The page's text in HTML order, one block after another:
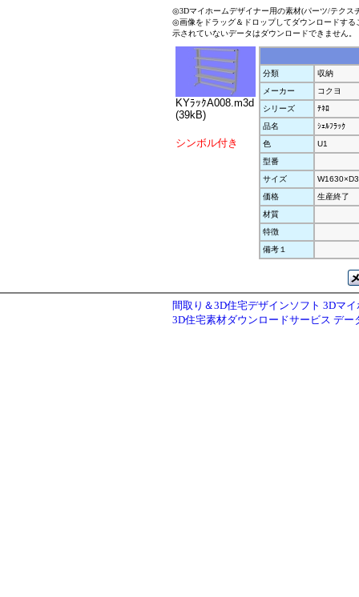
◎3Dマイホームデザイナー用の素材(パーツ/テクス
◎画像をドラッグ＆ドロップしてダウンロードす
示されていないデータはダウンロードできません。
KYﾗｯｸA008.m3d
(39kB)
シンボル付き
分類
収納
メーカー
コクヨ
シリーズ
ﾃﾈﾛ
品名
ｼｪﾙﾌﾗｯｸ
色
U1
型番
サイズ
価格
生産終了
材質
特徴
備考１
間取り＆3D住宅デザインソフト 3Dマ
3D住宅素材ダウンロードサービス デー